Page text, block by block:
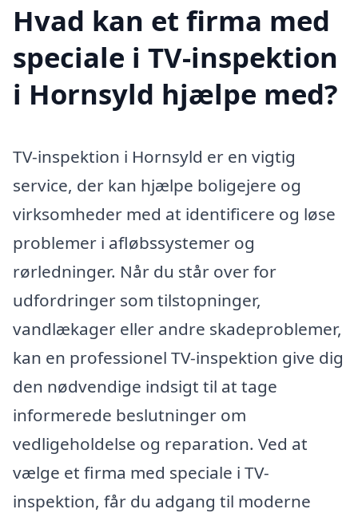
Hvad kan et firma med
speciale i TV-inspektion
i Hornsyld hjælpe med?
TV-inspektion i Hornsyld er en vigtig
service, der kan hjælpe boligejere og
virksomheder med at identificere og løse
problemer i afløbssystemer og
rørledninger. Når du står over for
udfordringer som tilstopninger,
vandlækager eller andre skadeproblemer,
kan en professionel TV-inspektion give dig
den nødvendige indsigt til at tage
informerede beslutninger om
vedligeholdelse og reparation. Ved at
vælge et firma med speciale i TV-
inspektion, får du adgang til moderne